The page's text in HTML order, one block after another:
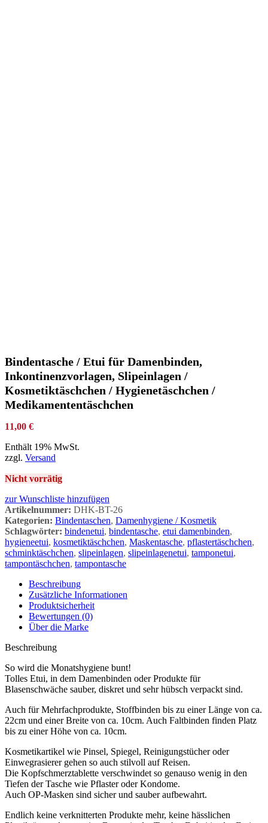
Bindentasche / Etui für Damenbinden,
Inkontinenzvorlagen, Slipeinlagen /
Kosmetiktäschchen / Hygienetäschchen /
Medikamententäschchen
11,00 €
Enthält 19% MwSt.
zzgl. Versand
Nicht vorrätig
zur Wunschliste hinzufügen
Artikelnummer: DHK-BT-26
Kategorien: Bindentaschen, Damenhygiene / Kosmetik
Schlagwörter: bindenetui, bindentasche, etui damenbinden,
hygieneetui, kosmetiktäschchen, Maskentasche, pflastertäschchen,
schminktäschchen, slipeinlagen, slipeinlagenetui, tamponetui,
tampontäschchen, tampontasche
Beschreibung
Zusätzliche Informationen
Produktsicherheit
Bewertungen (0)
Über die Marke
Beschreibung
So wird die Monatshygiene bunt!
Tolles Etui, in dem Damenbinden oder Produkte für
Blasenschwäche sauber, diskret und sehr hübsch verpackt sind.
Auch für Mehrfachprodukte, Stoffbinden bis zu einer Länge von ca.
22cm und einer Breite von ca. 10cm. Auch Faltbinden finden Platz
bis zu einer Höhe von ca. 10cm.
Kosmetikartikel wie Pinsel, Spiegel, Reinigungstücher oder
Einwegrasierer gehen so auch stilvoll auf Reisen.
Die Kopfschmerztablette verschwindet so genauso wenig in den
Tiefen der Tasche wie Pflaster oder Kondome.
Auch OP-Masken sind sicher und sauber aufbewahrt.
Endlich keine verknitterten Produkte mehr, keine hässlichen